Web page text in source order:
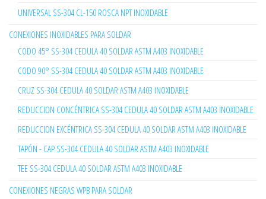
UNIVERSAL SS-304 CL-150 ROSCA NPT INOXIDABLE
CONEXIONES INOXIDABLES PARA SOLDAR
CODO 45° SS-304 CEDULA 40 SOLDAR ASTM A403 INOXIDABLE
CODO 90° SS-304 CEDULA 40 SOLDAR ASTM A403 INOXIDABLE
CRUZ SS-304 CEDULA 40 SOLDAR ASTM A403 INOXIDABLE
REDUCCION CONCÉNTRICA SS-304 CEDULA 40 SOLDAR ASTM A403 INOXIDABLE
REDUCCION EXCÉNTRICA SS-304 CEDULA 40 SOLDAR ASTM A403 INOXIDABLE
TAPÓN - CAP SS-304 CEDULA 40 SOLDAR ASTM A403 INOXIDABLE
TEE SS-304 CEDULA 40 SOLDAR ASTM A403 INOXIDABLE
CONEXIONES NEGRAS WPB PARA SOLDAR